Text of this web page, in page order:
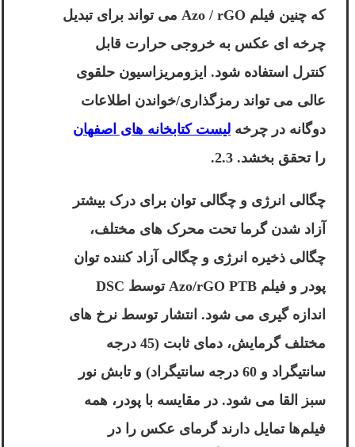
که چنین فیلم Azo / rGO می تواند برای تبدیل
چرخه ای عکس به خروجی حرارت قابل
کنترل استفاده شود. ایزومریزاسیون حلقوی
عالی می تواند رمزگذاری/خواندن اطلاعات
دوگانه در چرخه لیست کتابخانه های اصفهان
را تحقق بخشد. 2.3.
چگالی انرژی و چگالی توان برای درک بیشتر
آزاد شدن گرما تحت محرک های مختلف،
چگالی ذخیره انرژی و چگالی آزاد کننده توان
پودر و فیلم Azo/rGO PTB توسط DSC
اندازه گیری می شود. انتشار توسط نرخ های
مختلف گرمایش، دمای ثابت (45 درجه
سانتیگراد و 60 درجه سانتیگراد) و تابش نور
سبز القا می شود. در مقایسه با پودر، همه
فیلم‌ها تمایل دارند گرمای عکس را در